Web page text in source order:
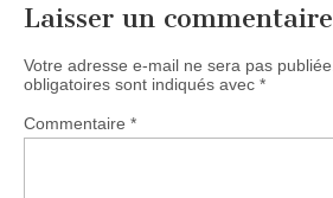
Laisser un commentaire
Votre adresse e-mail ne sera pas publiée.
obligatoires sont indiqués avec *
Commentaire *